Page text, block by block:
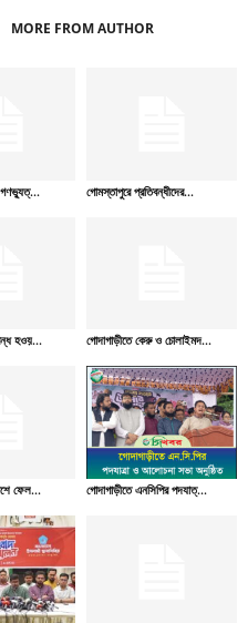
MORE FROM AUTHOR
গণভ্যুত্... গোমস্তাপুরে প্রতিবন্ধীদের...
হওয়... গোদাগাড়ীতে কেরু ও চোলাইমদ...
ফেল... গোদাগাড়ীতে এনসিপির পদযাত্...